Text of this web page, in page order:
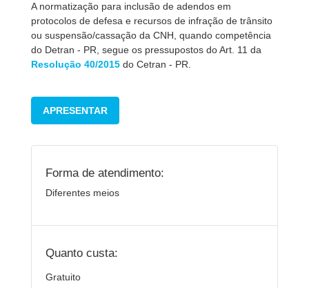
A normatização para inclusão de adendos em
protocolos de defesa e recursos de infração de trânsito
ou suspensão/cassação da CNH, quando competência
do Detran - PR, segue os pressupostos do Art. 11 da
Resolução 40/2015 do Cetran - PR.
APRESENTAR
Forma de atendimento:
Diferentes meios
Quanto custa:
Gratuito